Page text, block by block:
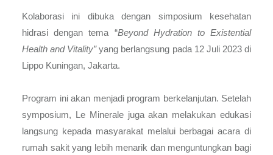
Kolaborasi ini dibuka dengan simposium kesehatan
hidrasi dengan tema “Beyond Hydration to Existential
Health and Vitality”yang berlangsung pada 12 Juli 2023 di
Lippo Kuningan, Jakarta.
Program ini akan menjadi program berkelanjutan. Setelah
symposium, Le Minerale juga akan melakukan edukasi
langsung kepada masyarakat melalui berbagai acara di
rumah sakit yang lebih menarik dan menguntungkan bagi